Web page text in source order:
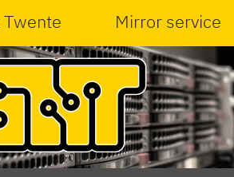
Twente Mirror service